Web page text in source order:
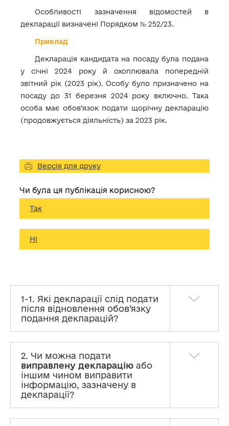
Особливості зазначення відомостей в
декларації визначені Порядком № 252/23.
Приклад
Декларація кандидата на посаду була подана
у січні 2024 року й охоплювала попередній
звітний рік (2023 рік). Особу було призначено на
посаду до 31 березня 2024 року включно. Така
особа має обов’язок подати щорічну декларацію
(продовжується діяльність) за 2023 рік.
Версія для друку
Чи була ця публікація корисною?
Так
Ні
1-1. Які декларації слід подати
після відновлення обов’язку
подання декларацій?
2. Чи можна подати
виправлену декларацію або
іншим чином виправити
інформацію, зазначену в
декларації?